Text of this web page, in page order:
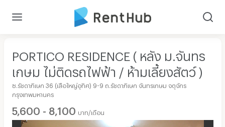
PORTICO RESIDENCE ( หลัง ม.จันทร
เกษม ไม่ติดรถไฟฟ้า / ห้ามเลี้ยงสัตว์ )
ซ.รัชดาภิเษก 36 (เสือใหญ่อุทิศ) 9-9 ถ.รัชดาภิเษก จันทรเกษม จตุจักร
กรุงเทพมหานคร
5,600 - 8,100 บาท/เดือน